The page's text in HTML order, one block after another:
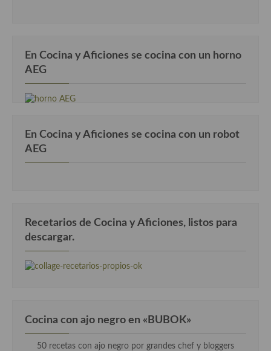
En Cocina y Aficiones se cocina con un horno
AEG
En Cocina y Aficiones se cocina con un robot
AEG
Recetarios de Cocina y Aficiones, listos para
descargar.
Cocina con ajo negro en «BUBOK»
50 recetas con ajo negro por grandes chef y bloggers